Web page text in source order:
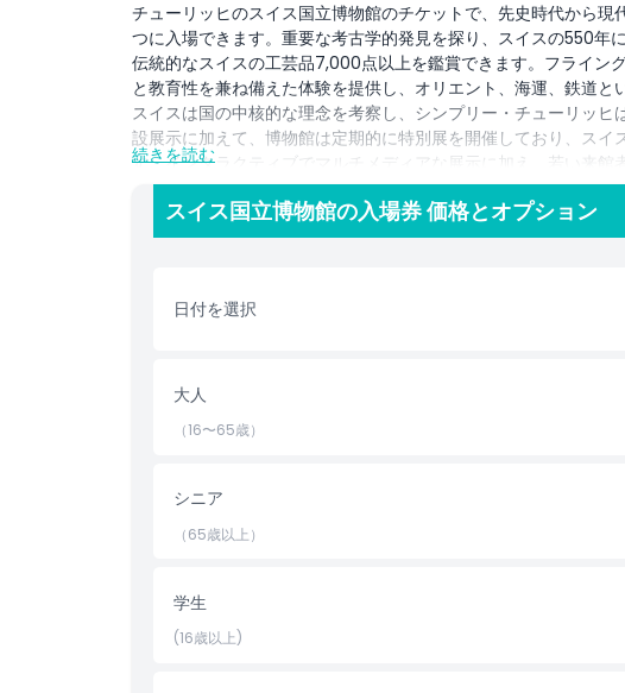
チューリッヒのスイス国立博物館のチケットで、先史時代から
つに入場できます。重要な考古学的発見を探り、スイスの550年
伝統的なスイスの工芸品7,000点以上を鑑賞できます。フライン
と教育性を兼ね備えた体験を提供し、オリエント、海運、鉄道
スイスは国の中核的な理念を考察し、シンプリー・チューリッ
設展示に加えて、博物館は定期的に特別展を開催しており、スイ
す。インタラクティブでマルチメディアな展示に加え、若い来館
員で楽しめる没入型の体験を提供します。
子供／大人ポリシー
対象外
営業時間
続きを読む
スイス国立博物館の入場券 価格とオプション
日付を選択
大人
（16〜65歳）
シニア
（65歳以上）
学生
(16歳以上)